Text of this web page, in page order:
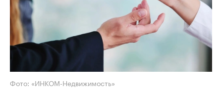
Фото: «ИНКОМ-Недвижимость»